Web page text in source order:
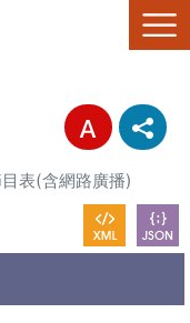
表(含網路廣播)